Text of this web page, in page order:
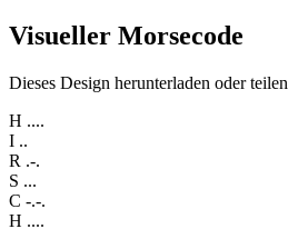
Visueller Morsecode
Dieses Design herunterladen oder teilen
H ....
I ..
R .-.
S ...
C -.-.
H ....